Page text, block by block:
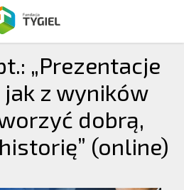
„Prezentacje
jak z wyników
dobrą,
(online)